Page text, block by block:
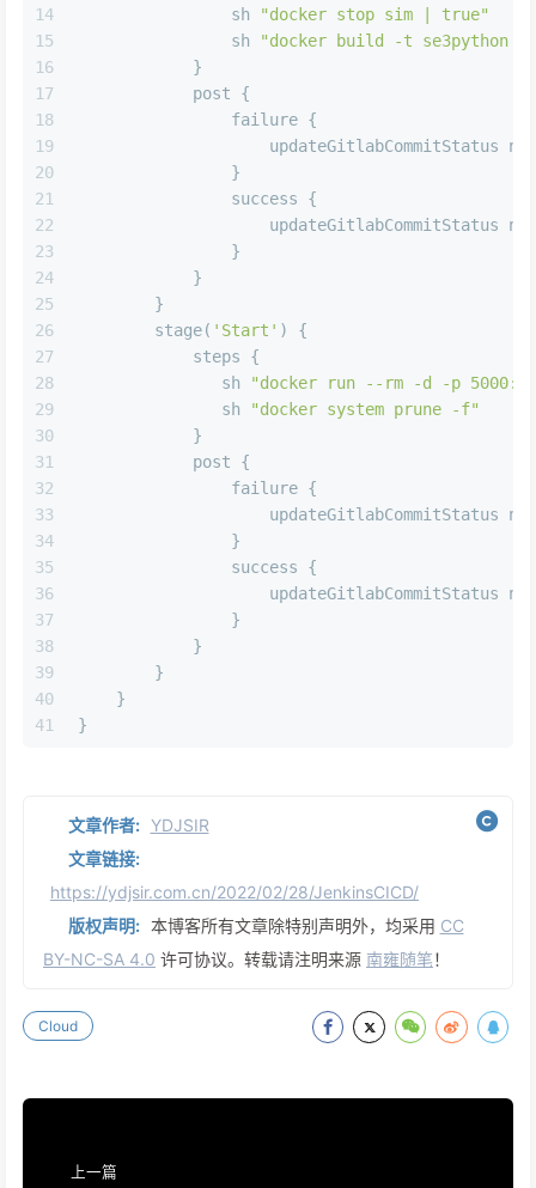
14
15
16
17
18
19
20
21
22
23
24
25
26
27
28
29
30
31
32
33
34
35
36
37
38
39
40
41
                sh
"docker stop sim | true"
                sh
"docker build -t se3python ."
            }
            post {
                failure {
                    updateGitlabCommitStatus
                }
                success {
                    updateGitlabCommitStatus
                }
            }
        }
        stage(
'Start' ) {
            steps {
               sh
"docker run --rm -d -p
               sh
"docker system prune -f"
            }
            post {
                failure {
                    updateGitlabCommitStatus
                }
                success {
                    updateGitlabCommitStatus
                }
            }
        }
    }
}
文章作者: YDJSIR
文章链接:
https://ydjsir.com.cn/2022/02/28/JenkinsCICD/
版权声明: 本博客所有文章除特别声明外，均采用 CC
BY-NC-SA 4.0 许可协议。转载请注明来源 南雍随笔！
Cloud
上一篇